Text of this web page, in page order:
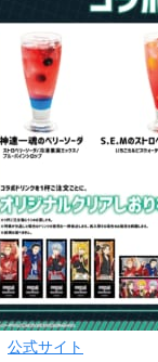
公式サイト